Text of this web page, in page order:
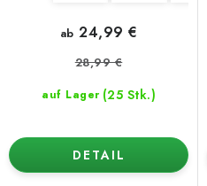
auf Lager (25 Stk.)
ab 24,99 €
28,99 €
DETAIL